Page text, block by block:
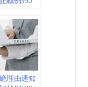
理由通知